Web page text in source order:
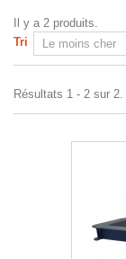
Il y a 2 produits.
Tri
Résultats 1 - 2 sur 2.